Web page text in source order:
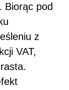
Biorąc pod
z
VAT,